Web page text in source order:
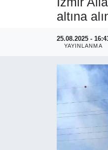
altına
25.08.2025 -
YAYINLANMA
SİYASET
RESMİ REKLAM
Tüm Manşetler
Son Dakika Haberleri